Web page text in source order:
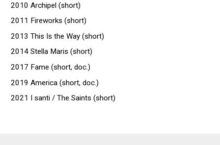
2010 Archipel (short)
2011 Fireworks (short)
2013 This Is the Way (short)
2014 Stella Maris (short)
2017 Fame (short, doc.)
2019 America (short, doc.)
2021 I santi / The Saints (short)